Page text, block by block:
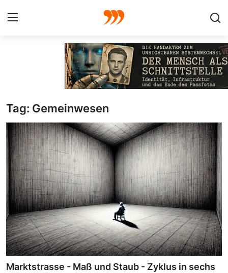
Galerie
GRAFIK
Redaktion
Beiträge
Vorproduktion
Tag: Gemeinwesen
Marktstrasse - Maß und Staub - Zyklus in sechs